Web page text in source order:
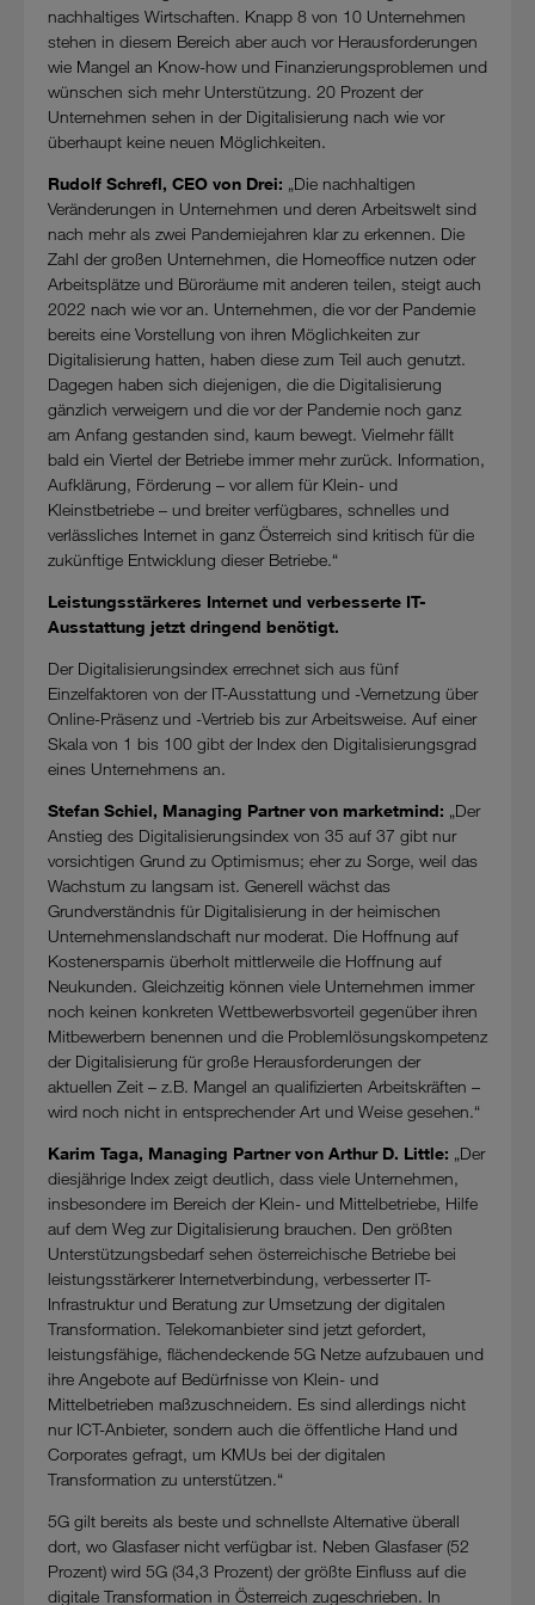
nachhaltiges Wirtschaften. Knapp 8 von 10 Unternehmen
stehen in diesem Bereich aber auch vor Herausforderungen
wie Mangel an Know-how und Finanzierungsproblemen und
wünschen sich mehr Unterstützung. 20 Prozent der
Unternehmen sehen in der Digitalisierung nach wie vor
überhaupt keine neuen Möglichkeiten.
Rudolf Schrefl, CEO von Drei: „Die nachhaltigen
Veränderungen in Unternehmen und deren Arbeitswelt sind
nach mehr als zwei Pandemiejahren klar zu erkennen. Die
Zahl der großen Unternehmen, die Homeoffice nutzen oder
Arbeitsplätze und Büroräume mit anderen teilen, steigt auch
2022 nach wie vor an. Unternehmen, die vor der Pandemie
bereits eine Vorstellung von ihren Möglichkeiten zur
Digitalisierung hatten, haben diese zum Teil auch genutzt.
Dagegen haben sich diejenigen, die die Digitalisierung
gänzlich verweigern und die vor der Pandemie noch ganz
am Anfang gestanden sind, kaum bewegt. Vielmehr fällt
bald ein Viertel der Betriebe immer mehr zurück. Information,
Aufklärung, Förderung – vor allem für Klein- und
Kleinstbetriebe – und breiter verfügbares, schnelles und
verlässliches Internet in ganz Österreich sind kritisch für die
zukünftige Entwicklung dieser Betriebe.“
Leistungsstärkeres Internet und verbesserte IT-
Ausstattung jetzt dringend benötigt.
Der Digitalisierungsindex errechnet sich aus fünf
Einzelfaktoren von der IT-Ausstattung und -Vernetzung über
Online-Präsenz und -Vertrieb bis zur Arbeitsweise. Auf einer
Skala von 1 bis 100 gibt der Index den Digitalisierungsgrad
eines Unternehmens an.
Stefan Schiel, Managing Partner von marketmind: „Der
Anstieg des Digitalisierungsindex von 35 auf 37 gibt nur
vorsichtigen Grund zu Optimismus; eher zu Sorge, weil das
Wachstum zu langsam ist. Generell wächst das
Grundverständnis für Digitalisierung in der heimischen
Unternehmenslandschaft nur moderat. Die Hoffnung auf
Kostenersparnis überholt mittlerweile die Hoffnung auf
Neukunden. Gleichzeitig können viele Unternehmen immer
noch keinen konkreten Wettbewerbsvorteil gegenüber ihren
Mitbewerbern benennen und die Problemlösungskompetenz
der Digitalisierung für große Herausforderungen der
aktuellen Zeit – z.B. Mangel an qualifizierten Arbeitskräften –
wird noch nicht in entsprechender Art und Weise gesehen.“
Karim Taga, Managing Partner von Arthur D. Little: „Der
diesjährige Index zeigt deutlich, dass viele Unternehmen,
insbesondere im Bereich der Klein- und Mittelbetriebe, Hilfe
auf dem Weg zur Digitalisierung brauchen. Den größten
Unterstützungsbedarf sehen österreichische Betriebe bei
leistungsstärkerer Internetverbindung, verbesserter IT-
Infrastruktur und Beratung zur Umsetzung der digitalen
Transformation. Telekomanbieter sind jetzt gefordert,
leistungsfähige, flächendeckende 5G Netze aufzubauen und
ihre Angebote auf Bedürfnisse von Klein- und
Mittelbetrieben maßzuschneidern. Es sind allerdings nicht
nur ICT-Anbieter, sondern auch die öffentliche Hand und
Corporates gefragt, um KMUs bei der digitalen
Transformation zu unterstützen.“
5G gilt bereits als beste und schnellste Alternative überall
dort, wo Glasfaser nicht verfügbar ist. Neben Glasfaser (52
Prozent) wird 5G (34,3 Prozent) der größte Einfluss auf die
digitale Transformation in Österreich zugeschrieben. In
Cookies von Unternehmen in Drittstaaten, die ein ähnliches
Datenschutzniveau wie in der Europäischen Union aufweisen
(z.B. Data Privacy Framework), werden wie europäische
Unternehmen behandelt.
Wenn Sie „Nur notwendige Cookies“ wählen, dann sind für
Sie nur jene Cookies im Einsatz, die zur Funktion dieser
Website unerlässlich sind.